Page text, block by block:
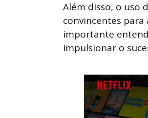
Além disso, o uso
convincentes para
importante
impulsionar o